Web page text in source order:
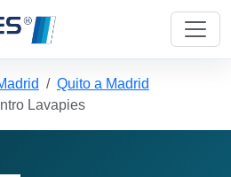
Quito a Madrid
Lavapies